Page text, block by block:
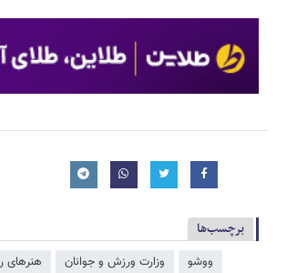
برچسب‌ها
ووشو وزارت ورزش و جوانان هنرهای